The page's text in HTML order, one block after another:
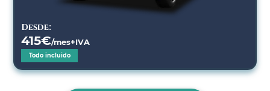
Desde:
415€/mes+IVA
Todo incluido